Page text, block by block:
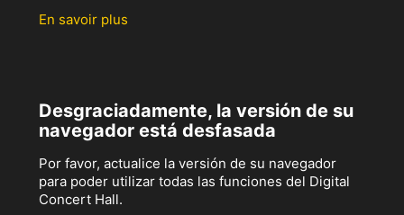
En savoir plus
Desgraciadamente, la versión de su
navegador está desfasada
Por favor, actualice la versión de su navegador
para poder utilizar todas las funciones del Digital
Concert Hall.